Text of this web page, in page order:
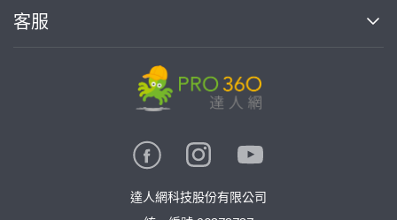
加入我們
熱門服務
案件中心
客服
達人網科技股份有限公司